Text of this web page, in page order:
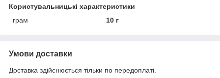
Користувальницькі характеристики
грам
10 г
Умови доставки
Доставка здійснюється тільки по передоплаті.